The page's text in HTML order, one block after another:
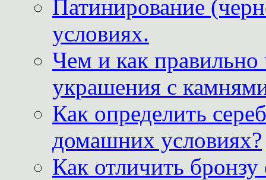
Патинирование
условиях.
Чем и как
украшения с
Как определить
домашних условиях?
Как отличить